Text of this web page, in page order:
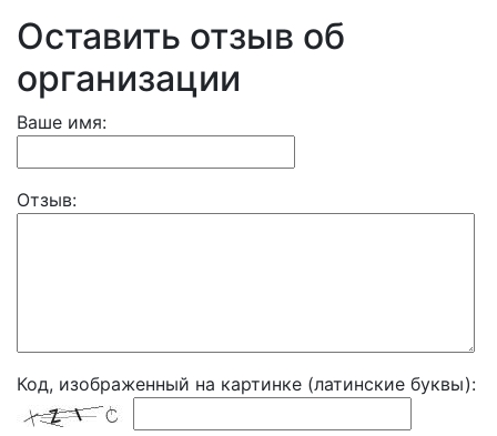
Оставить отзыв об
организации
Ваше имя:
Отзыв:
Код, изображенный на картинке (латинские буквы):